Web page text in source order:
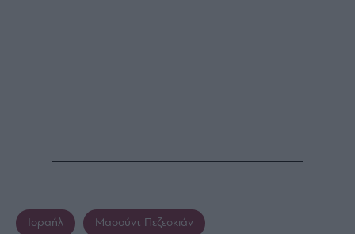
Ισραήλ Μασούντ Πεζεσκιάν